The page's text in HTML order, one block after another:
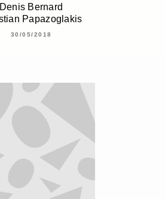
Denis Bernard
Papazoglakis
30/05/2018